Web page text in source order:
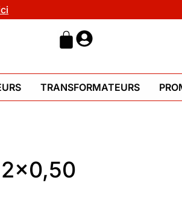
TRANSFORMATEURS